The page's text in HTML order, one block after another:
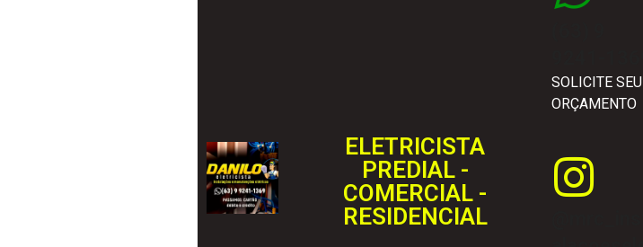
ELETRICISTA
PREDIAL -
COMERCIAL -
RESIDENCIAL
SOLICITE SEU
ORÇAMENTO